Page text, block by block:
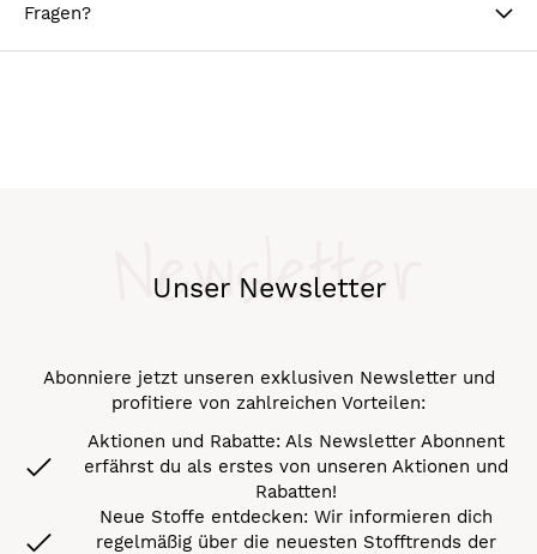
Fragen?
Unser Newsletter
Newsletter
Abonniere jetzt unseren exklusiven Newsletter und
profitiere von zahlreichen Vorteilen:
Aktionen und Rabatte: Als Newsletter Abonnent
erfährst du als erstes von unseren Aktionen und
Rabatten!
Neue Stoffe entdecken: Wir informieren dich
regelmäßig über die neuesten Stofftrends der